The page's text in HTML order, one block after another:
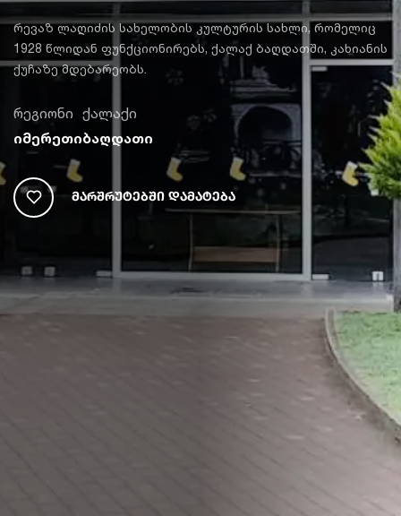
რევაზ ლაღიძის სახელობის კულტურის სახლი, რომელიც
1928 წლიდან ფუნქციონირებს, ქალაქ ბაღდათში, კახიანის
ქუჩაზე მდებარეობს.
რეგიონი
იმერეთი
ქალაქი
ბაღდათი
Მარშრუტებში Დამატება